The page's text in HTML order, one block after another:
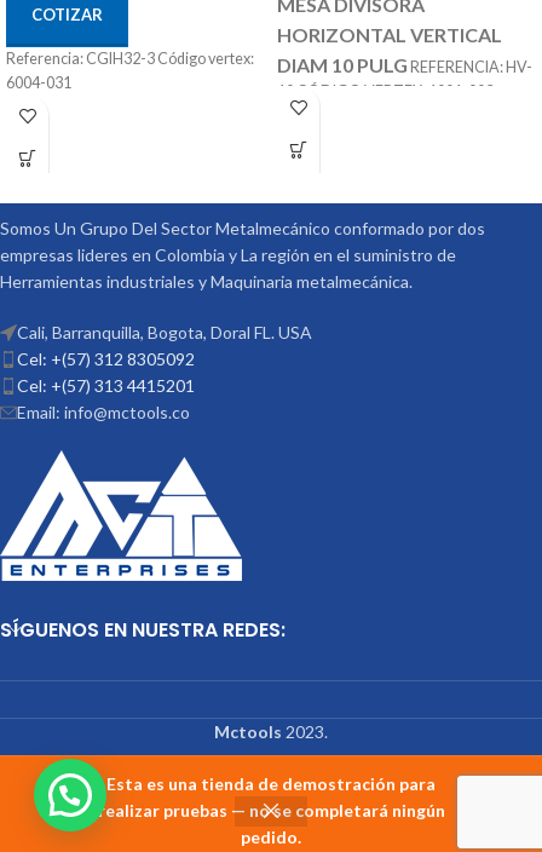
Esta es una tienda de demostración para
realizar pruebas — no se completará ningún
pedido.
COTIZAR
Referencia: CGIH32-3 Código vertex:
6004-031
HORIZONTAL VERTICAL
DIAM 10 PULG REFERENCIA: HV-
10 CÓDIGO VERTEX: 1001-003
MARCA: VERTEX
OPCIONALES:
DP-3
Somos Un Grupo Del Sector Metalmecánico conformado por dos
empresas lideres en Colombia y La región en el suministro de
Herramientas industriales y Maquinaria metalmecánica.
Cali, Barranquilla, Bogota, Doral FL. USA
Cel: +(57) 312 8305092
Cel: +(57) 313 4415201
Email: info@mctools.co
SÍGUENOS EN NUESTRA REDES:
Mctools 2023.